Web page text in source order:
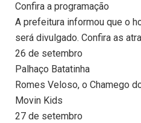
Confira a programação
A prefeitura informou que o
será divulgado. Confira as
26 de setembro
Palhaço Batatinha
Romes Veloso, o Chamego
Movin Kids
27 de setembro